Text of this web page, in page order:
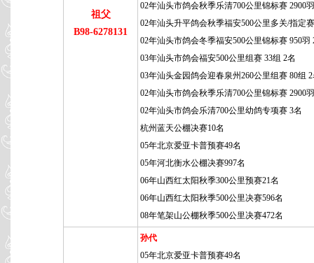
祖父
B98-6278131
02年汕头市鸽会秋季乐清700公里锦标赛 2900
02年汕头升平鸽会秋季福安500公里多关/指定
02年汕头市鸽会冬季福安500公里锦标赛 950羽
03年汕头市鸽会福安500公里组赛 33组 2名
03年汕头金园鸽会迎春泉州260公里组赛 80组
02年汕头市鸽会秋季乐清700公里锦标赛 2900
02年汕头市鸽会乐清700公里幼鸽专项赛 3名
杭州蓝天公棚决赛10名
05年北京爱亚卡普预赛49名
05年河北衡水公棚决赛997名
06年山西红太阳秋季300公里预赛21名
06年山西红太阳秋季500公里决赛596名
08年笔架山公棚秋季500公里决赛472名
孙代
05年北京爱亚卡普预赛49名